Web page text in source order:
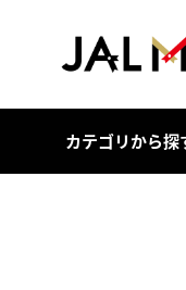
カテゴリから探